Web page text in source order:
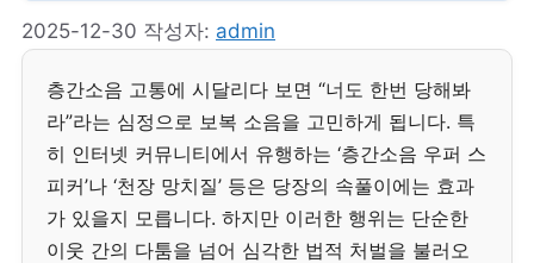
2025-12-30 작성자: admin
층간소음 고통에 시달리다 보면 “너도 한번 당해봐
라”라는 심정으로 보복 소음을 고민하게 됩니다. 특
히 인터넷 커뮤니티에서 유행하는 ‘층간소음 우퍼 스
피커’나 ‘천장 망치질’ 등은 당장의 속풀이에는 효과
가 있을지 모릅니다. 하지만 이러한 행위는 단순한
이웃 간의 다툼을 넘어 심각한 법적 처벌을 불러오